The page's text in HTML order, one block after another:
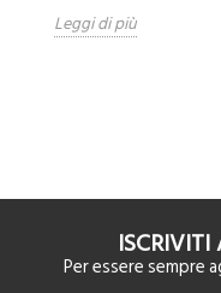
Leggi di più
Per essere sempre